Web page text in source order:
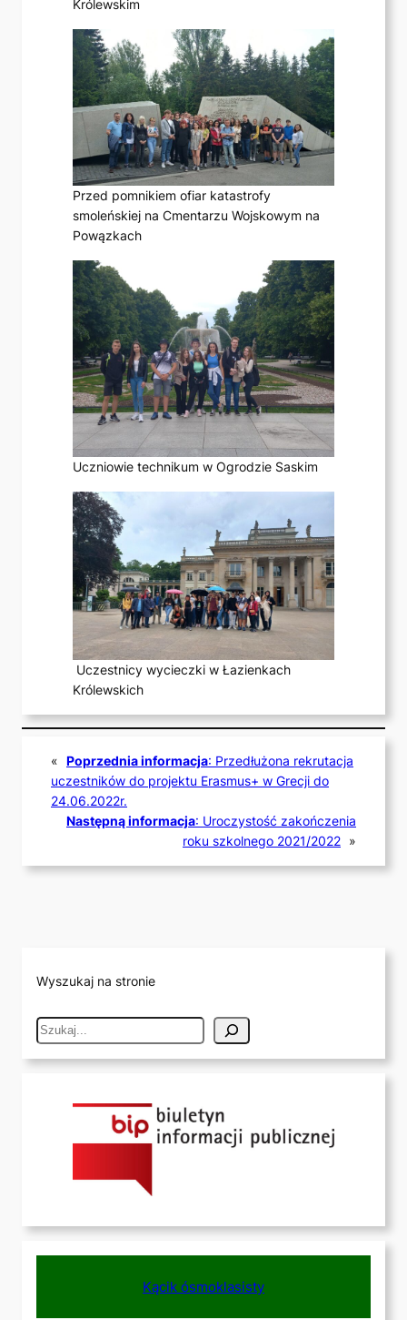
Królewskim
Przed pomnikiem ofiar katastrofy
smoleńskiej na Cmentarzu Wojskowym na
Powązkach
Uczniowie technikum w Ogrodzie Saskim
Uczestnicy wycieczki w Łazienkach
Królewskich
« Poprzednia informacja: Przedłużona rekrutacja
uczestników do projektu Erasmus+ w Grecji do
24.06.2022r.
Następną informacja: Uroczystość zakończenia
roku szkolnego 2021/2022 »
Wyszukaj na stronie
S
Kącik ósmoklasisty